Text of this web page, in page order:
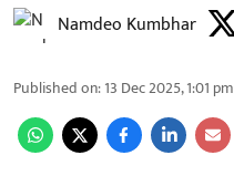
Namdeo Kumbhar
Published on:13 Dec 2025, 1:01 pm